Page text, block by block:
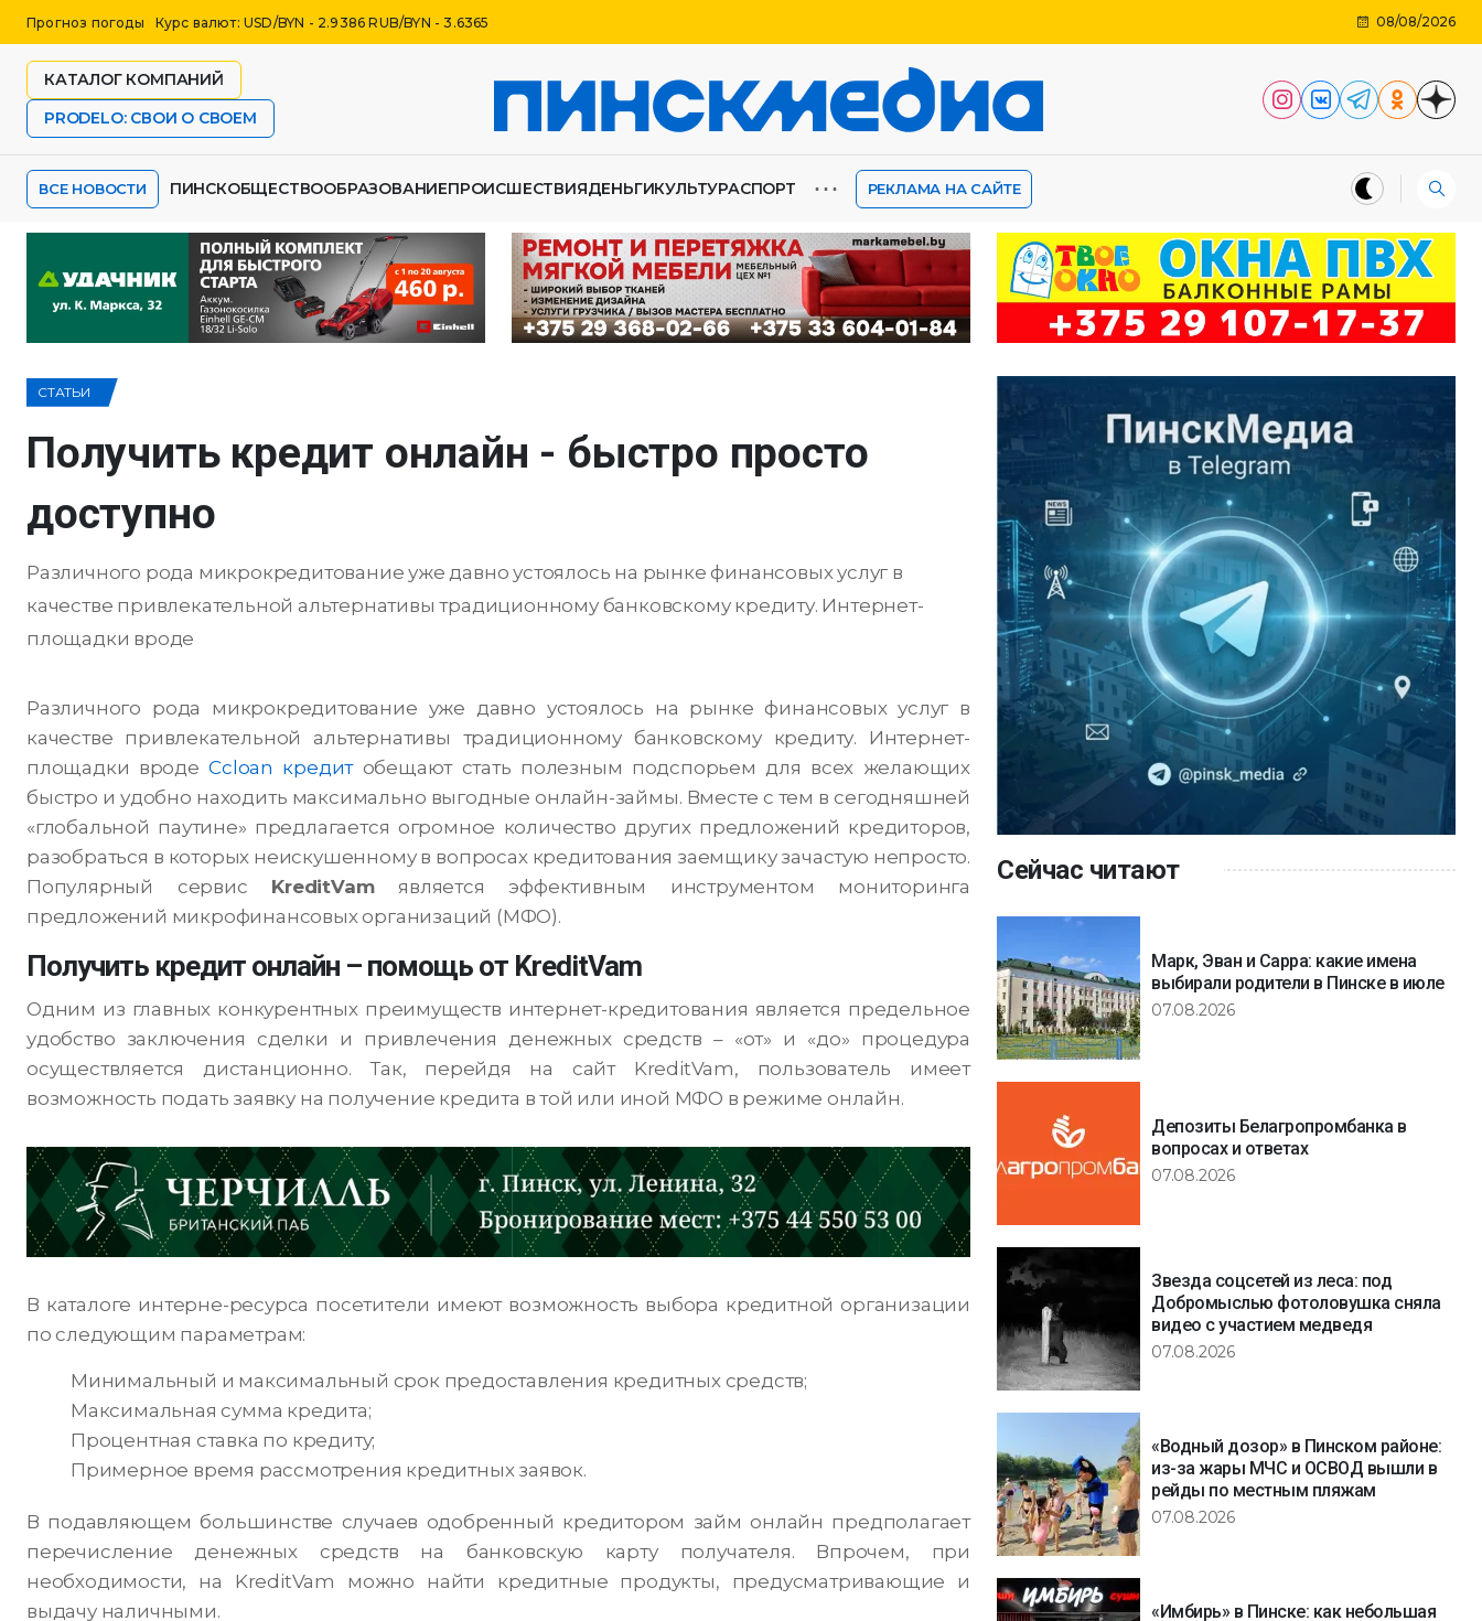
Прогноз погоды Курс валют: USD/BYN - 2.9386 RUB/BYN - 3.6365 08/08/2026
КАТАЛОГ КОМПАНИЙ
PRODELO: СВОИ О СВОЕМ
ВСЕ НОВОСТИ ПИНСКОБЩЕСТВООБРАЗОВАНИЕПРОИСШЕСТВИЯДЕНЬГИКУЛЬТУРАСПОРТ ⋯ РЕКЛАМА НА САЙТЕ
СТАТЬИ
Получить кредит онлайн - быстро просто
доступно
Различного рода микрокредитование уже давно устоялось на рынке финансовых услуг в
качестве привлекательной альтернативы традиционному банковскому кредиту. Интернет-
площадки вроде
Различного рода микрокредитование уже давно устоялось на рынке финансовых услуг в
качестве привлекательной альтернативы традиционному банковскому кредиту. Интернет-
площадки вродеCcloan кредитобещают стать полезным подспорьем для всех желающих
быстро и удобно находить максимально выгодные онлайн-займы. Вместе с тем в сегодняшней
«глобальной паутине» предлагается огромное количество других предложений кредиторов,
разобраться в которых неискушенному в вопросах кредитования заемщику зачастую непросто.
Популярный сервис KreditVamявляется эффективным инструментом мониторинга
предложений микрофинансовых организаций (МФО).
Получить кредит онлайн – помощь от KreditVam
Одним из главных конкурентных преимуществ интернет-кредитования является предельное
удобство заключения сделки и привлечения денежных средств – «от» и «до» процедура
осуществляется дистанционно. Так, перейдя на сайт KreditVam, пользователь имеет
возможность подать заявку на получение кредита в той или иной МФО в режиме онлайн.
В каталоге интерне-ресурса посетители имеют возможность выбора кредитной организации
по следующим параметрам:
Минимальный и максимальный срок предоставления кредитных средств;
Максимальная сумма кредита;
Процентная ставка по кредиту;
Примерное время рассмотрения кредитных заявок.
В подавляющем большинстве случаев одобренный кредитором займ онлайн предполагает
перечисление денежных средств на банковскую карту получателя. Впрочем, при
необходимости, на KreditVam можно найти кредитные продукты, предусматривающие и
выдачу наличными.
Сейчас читают
Марк, Эван и Сарра: какие имена
выбирали родители в Пинске в июле
07.08.2026
Депозиты Белагропромбанка в
вопросах и ответах
07.08.2026
Звезда соцсетей из леса: под
Добромыслью фотоловушка сняла
видео с участием медведя
07.08.2026
«Водный дозор» в Пинском районе:
из-за жары МЧС и ОСВОД вышли в
рейды по местным пляжам
07.08.2026
«Имбирь» в Пинске: как небольшая